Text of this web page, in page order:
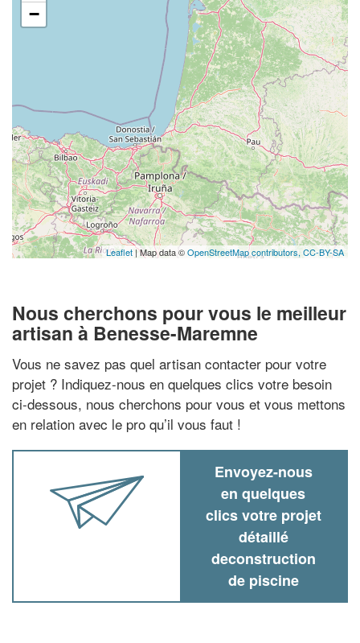
−
Leaflet| Map data ©OpenStreetMap contributors, CC-BY-SA
Nous cherchons pour vous le meilleur
artisan à Benesse-Maremne
Vous ne savez pas quel artisan contacter pour votre
projet ? Indiquez-nous en quelques clics votre besoin
ci-dessous, nous cherchons pour vous et vous mettons
en relation avec le pro qu’il vous faut !
Envoyez-nous
en quelques
clics votre projet
détaillé
deconstruction
de piscine